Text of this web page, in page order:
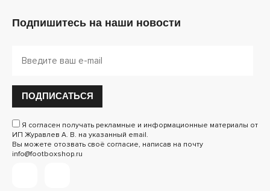
Подпишитесь на наши новости
ПОДПИСАТЬСЯ
Я согласен получать рекламные и информационные материалы от
ИП Журавлев А. В. на указанный email.
Вы можете отозвать своё согласие, написав на почту
info@footboxshop.ru